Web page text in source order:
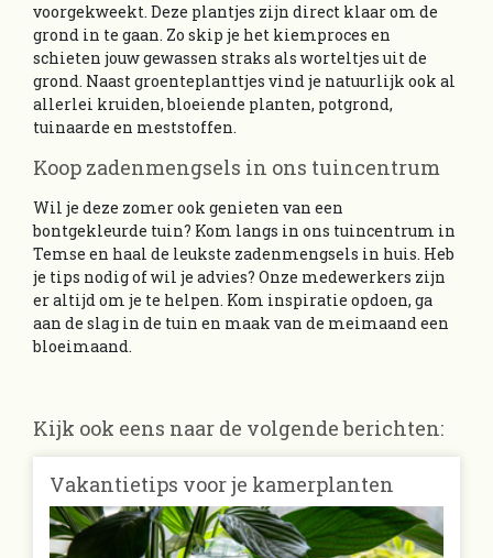
voorgekweekt. Deze plantjes zijn direct klaar om de
grond in te gaan. Zo skip je het kiemproces en
schieten jouw gewassen straks als worteltjes uit de
grond. Naast groenteplanttjes vind je natuurlijk ook al
allerlei kruiden, bloeiende planten, potgrond,
tuinaarde en meststoffen.
Koop zadenmengsels in ons tuincentrum
Wil je deze zomer ook genieten van een
bontgekleurde tuin? Kom langs in ons tuincentrum in
Temse en haal de leukste zadenmengsels in huis. Heb
je tips nodig of wil je advies? Onze medewerkers zijn
er altijd om je te helpen. Kom inspiratie opdoen, ga
aan de slag in de tuin en maak van de meimaand een
bloeimaand.
Kijk ook eens naar de volgende berichten:
Vakantietips voor je kamerplanten